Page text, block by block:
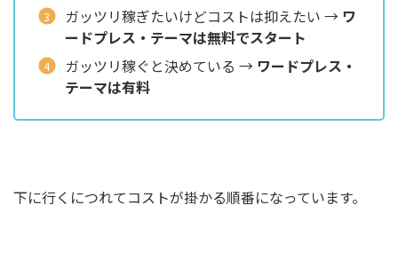
ガッツリ稼ぎたいけどコストは抑えたい → ワ
ードプレス・テーマは無料でスタート
ガッツリ稼ぐと決めている → ワードプレス・
テーマは有料
下に行くにつれてコストが掛かる順番になっています。